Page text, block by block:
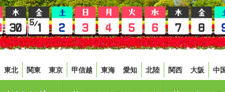
東北 関東 東京 甲信越 東海 愛知 北陸 関西 大阪 中